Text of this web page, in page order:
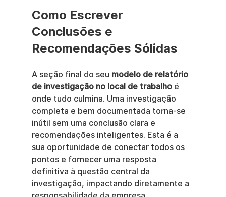
Como Escrever
Conclusões e
Recomendações Sólidas
A seção final do seu modelo de relatório
de investigação no local de trabalho é
onde tudo culmina. Uma investigação
completa e bem documentada torna-se
inútil sem uma conclusão clara e
recomendações inteligentes. Esta é a
sua oportunidade de conectar todos os
pontos e fornecer uma resposta
definitiva à questão central da
investigação, impactando diretamente a